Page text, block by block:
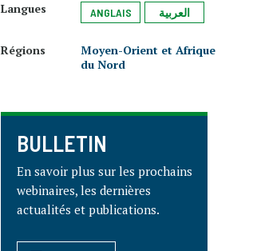
Langues
ANGLAIS العربية
Régions
Moyen-Orient et Afrique
du Nord
BULLETIN
En savoir plus sur les prochains
webinaires, les dernières
actualités et publications.